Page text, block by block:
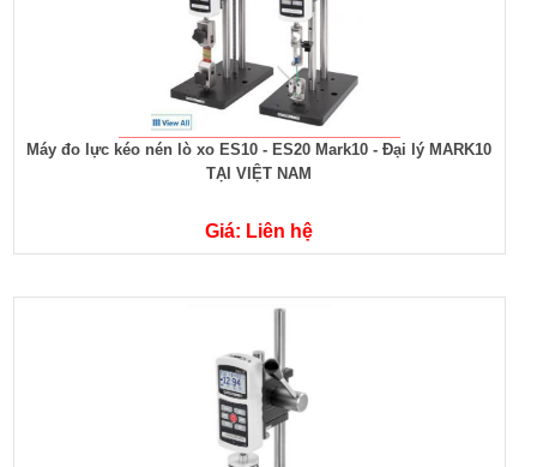
Máy đo lực kéo nén lò xo ES10 - ES20 Mark10 - Đại lý MARK10
TẠI VIỆT NAM
Giá: Liên hệ